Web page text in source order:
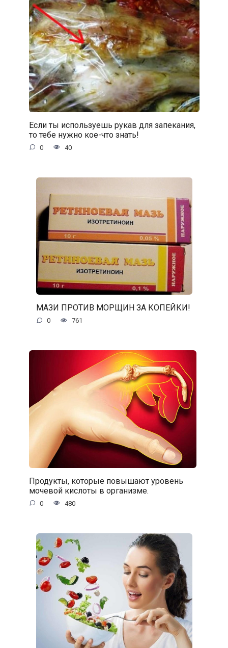
Если ты используешь рукав для запекания,
то тебе нужно кое-что знать!
0 40
МАЗИ ПРОТИВ МОРЩИН ЗА КОПЕЙКИ!
0 761
Продукты, которые повышают уровень
мочевой кислоты в организме.
0 480